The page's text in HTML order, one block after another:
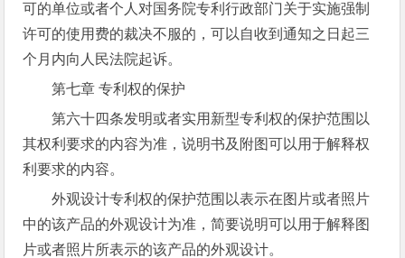
可的单位或者个人对国务院专利行政部门关于实施强制
许可的使用费的裁决不服的，可以自收到通知之日起三
个月内向人民法院起诉。
第七章 专利权的保护
第六十四条发明或者实用新型专利权的保护范围以
其权利要求的内容为准，说明书及附图可以用于解释权
利要求的内容。
外观设计专利权的保护范围以表示在图片或者照片
中的该产品的外观设计为准，简要说明可以用于解释图
片或者照片所表示的该产品的外观设计。